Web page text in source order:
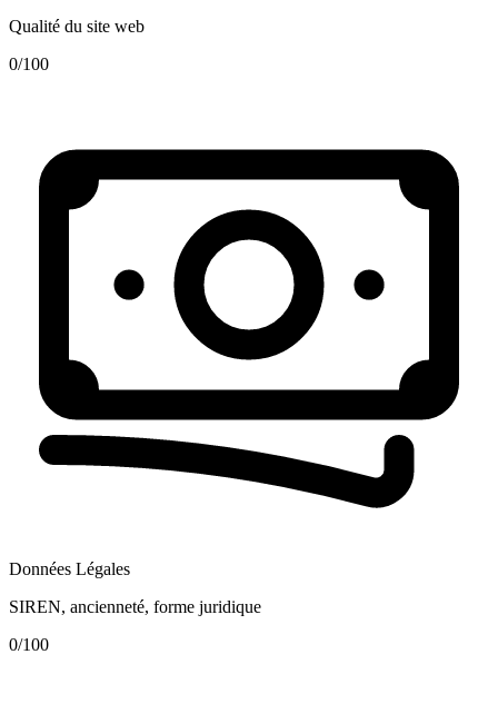
Qualité du site web
0/100
Données Légales
SIREN, ancienneté, forme juridique
0/100